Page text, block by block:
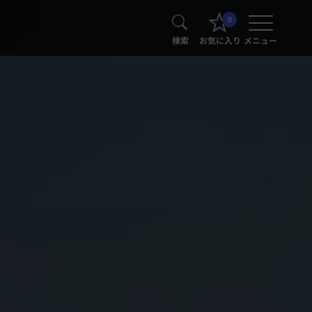
検索
0
お気に入り メニュー